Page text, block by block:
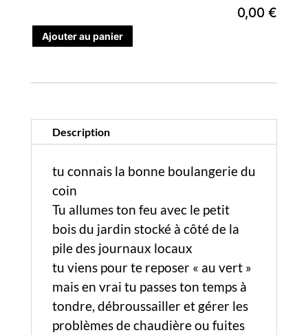
0,00 €
Ajouter au panier
Description
tu connais la bonne boulangerie du
coin
Tu allumes ton feu avec le petit
bois du jardin stocké à côté de la
pile des journaux locaux
tu viens pour te reposer « au vert »
mais en vrai tu passes ton temps à
tondre, débroussailler et gérer les
problèmes de chaudière ou fuites